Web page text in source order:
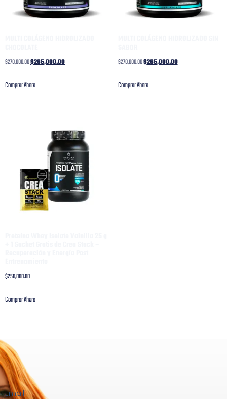
$270,000.00$265,000.00
Comprar Ahora
$270,000.00$265,000.00
Comprar Ahora
$250,000.00
Comprar Ahora
Email